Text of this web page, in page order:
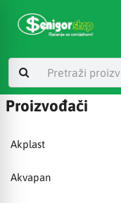
Proizvođači
Akplast
Akvapan